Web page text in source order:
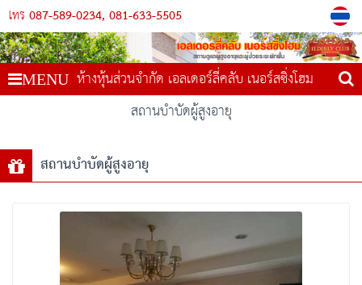
โทร 087-589-0234 081-633-5505
MENU ห้างหุ้นส่วนจำกัด เอลเดอร์ลี่คลับ เนอร์สซิ่งโฮม
สถานบำบัดผู้สูงอายุ
สถานบำบัดผู้สูงอายุ